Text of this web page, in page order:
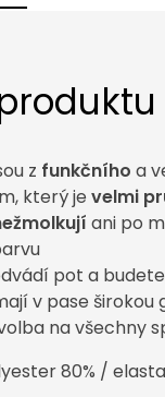
z funkčního a
který je velmi
ani po
pot a
v pase širokou
na všechny
80% /